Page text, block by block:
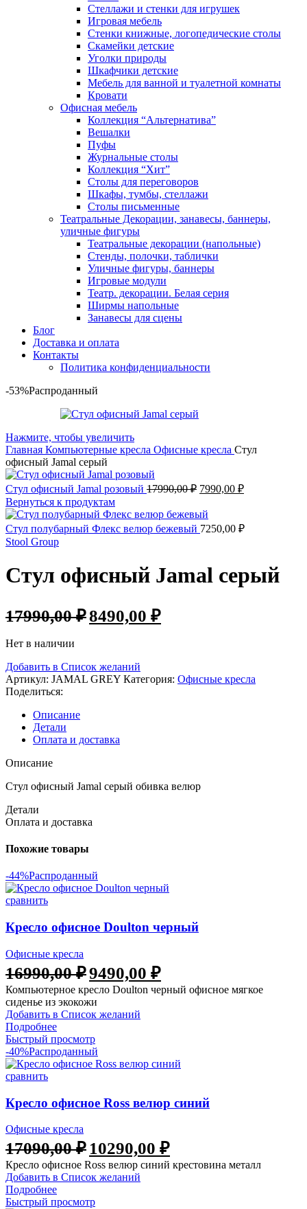
Стеллажи и стенки для игрушек
Игровая мебель
Стенки книжные, логопедические столы
Скамейки детские
Уголки природы
Шкафчики детские
Мебель для ванной и туалетной комнаты
Кровати
Офисная мебель
Коллекция “Альтернатива”
Вешалки
Пуфы
Журнальные столы
Коллекция “Хит”
Столы для переговоров
Шкафы, тумбы, стеллажи
Столы письменные
Театральные Декорации, занавесы, баннеры,
уличные фигуры
Театральные декорации (напольные)
Стенды, полочки, таблички
Уличные фигуры, баннеры
Игровые модули
Театр. декорации. Белая серия
Ширмы напольные
Занавесы для сцены
Блог
Доставка и оплата
Контакты
Политика конфиденциальности
-53%Распроданный
Нажмите, чтобы увеличить
Главная Компьютерные кресла Офисные кресла Стул
офисный Jamal серый
Стул офисный Jamal розовый 17990,00₽ Первоначальная
составляла
17990,00 ₽.
7990,00 ₽Текущая
Вернуться к продуктам
Стул полубарный Флекс велюр бежевый 7250,00 ₽
Stool Group
Стул офисный Jamal серый
17990,00₽ Первоначальная
цена
8490,00 ₽Текущая
цена:
Нет в наличии
Добавить в Список желаний
Артикул: JAMAL GREY Категория: Офисные кресла
Поделиться:
Описание
Детали
Оплата и доставка
Описание
Стул офисный Jamal серый обивка велюр
Детали
Оплата и доставка
Похожие товары
-44%Распроданный
сравнить
Кресло офисное Doulton черный
Офисные кресла
16990,00₽ Первоначальная
цена
составляла
16990,00 ₽.
9490,00 ₽Текущая
цена:
9490,00 ₽.
Компьютерное кресло Doulton черный офисное мягкое
сиденье из экокожи
Добавить в Список желаний
Подробнее
Быстрый просмотр
-40%Распроданный
сравнить
Кресло офисное Ross велюр синий
Офисные кресла
17090,00₽ Первоначальная
цена
составляла
17090,00 ₽.
10290,00 ₽Текущая
цена:
10290,00 ₽.
Кресло офисное Ross велюр синий крестовина металл
Добавить в Список желаний
Подробнее
Быстрый просмотр